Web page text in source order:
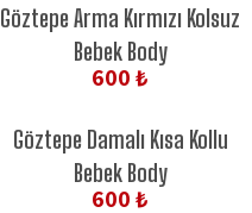
Göztepe Arma Kırmızı Kolsuz
Bebek Body
600 ₺
Göztepe Damalı Kısa Kollu
Bebek Body
600 ₺